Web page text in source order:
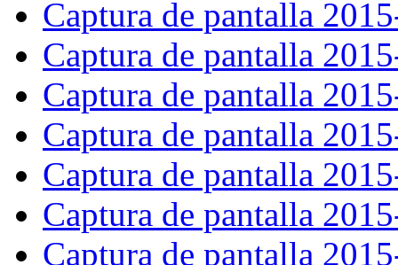
Captura de pantalla
Captura de pantalla
Captura de pantalla
Captura de pantalla
Captura de pantalla
Captura de pantalla
Captura de pantalla